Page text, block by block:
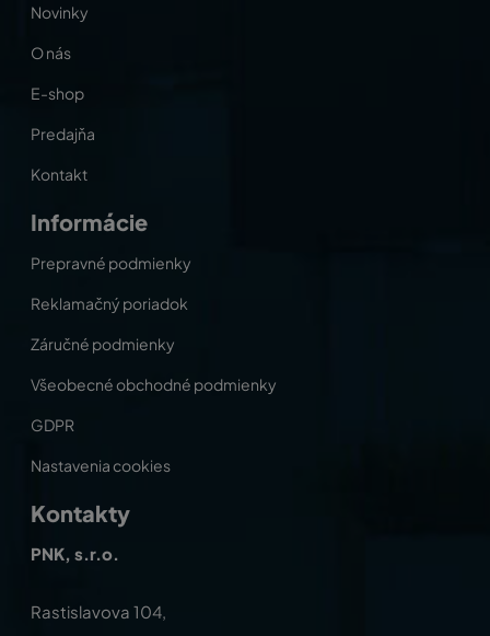
Novinky
O nás
E-shop
Predajňa
Kontakt
Informácie
Prepravné podmienky
Reklamačný poriadok
Záručné podmienky
Všeobecné obchodné podmienky
GDPR
Nastavenia cookies
Kontakty
PNK, s.r.o.
Rastislavova 104,